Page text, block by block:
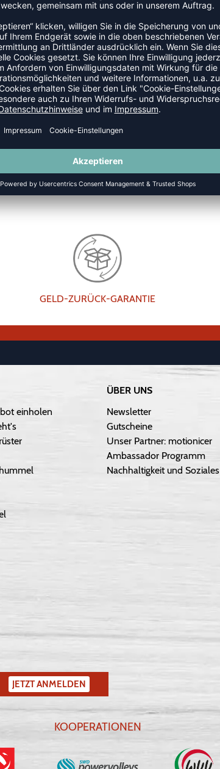
|26,97 €
NEW
-40%
UVP 19,95 €
GELD-ZURÜCK-GARANTIE
einholen
ÜBER UNS
Newsletter
Gutscheine
Unser Partner: motionicer
Ambassador Programm
Nachhaltigkeit und Soziales
JETZT ANMELDEN
KOOPERATIONEN